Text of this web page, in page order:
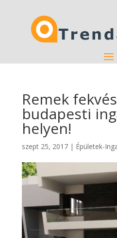
Remek
budapesti
helyen!
szept 25, 2017| Épületek-